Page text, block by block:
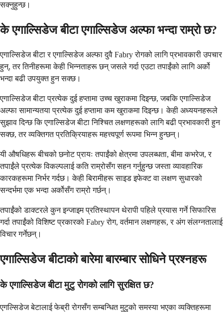
सक्नुहुन्छ।
के एगाल्सिडेज बीटा एगाल्सिडेज अल्फा भन्दा राम्रो छ?
एगाल्सिडेज बीटा र एगाल्सिडेज अल्फा दुवै Fabry रोगको लागि प्रभावकारी उपचार
हुन्, तर तिनीहरूमा केही भिन्नताहरू छन् जसले गर्दा एउटा तपाईंको लागि अर्को
भन्दा बढी उपयुक्त हुन सक्छ।
एगाल्सिडेज बीटा प्रत्येक दुई हप्तामा उच्च खुराकमा दिइन्छ, जबकि एगाल्सिडेज
अल्फा सामान्यतया प्रत्येक दुई हप्तामा कम खुराकमा दिइन्छ। केही अध्ययनहरूले
सुझाव दिन्छ कि एगाल्सिडेज बीटा निश्चित लक्षणहरूको लागि बढी प्रभावकारी हुन
सक्छ, तर व्यक्तिगत प्रतिक्रियाहरू महत्त्वपूर्ण रूपमा भिन्न हुन्छन्।
यी औषधिहरू बीचको छनोट प्रायः तपाईंको क्षेत्रमा उपलब्धता, बीमा कभरेज, र
तपाईंले प्रत्येक विकल्पलाई कति राम्रोसँग सहन गर्नुहुन्छ जस्ता व्यावहारिक
कारकहरूमा निर्भर गर्दछ। केही बिरामीहरू साइड इफेक्ट वा लक्षण सुधारको
सन्दर्भमा एक भन्दा अर्कोसँग राम्रो गर्छन्।
तपाईंको डाक्टरले कुन इन्जाइम प्रतिस्थापन थेरापी पहिले प्रयास गर्ने सिफारिस
गर्दा तपाईंको विशिष्ट प्रकारको Fabry रोग, वर्तमान लक्षणहरू, र अंग संलग्नतालाई
विचार गर्नेछन्।
एगाल्सिडेज बीटाको बारेमा बारम्बार सोधिने प्रश्नहरू
के एगाल्सिडेज बीटा मुटु रोगको लागि सुरक्षित छ?
एगल्सिडेज बेटालाई फेब्री रोगसँग सम्बन्धित मुटुको समस्या भएका व्यक्तिहरूमा